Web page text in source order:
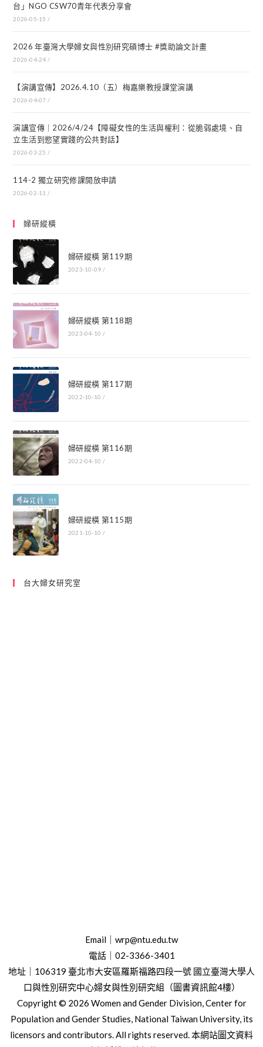
台」NGO CSW70青年代表分享會
2026-05-15 /
2026 年臺灣大學婦女與性別研究碩博士 #獎助論文計畫
2026-04-24 /
【演講宣傳】2026.4.10（五）梅嘉樂教授課堂演講
2026-04-07 /
演講宣傳｜2026/4/24【障礙女性的生活與權利：從脆弱處境、自
立生活到慾望實踐的公共對話】
2026-03-25 /
114-2 獨立研究修課開放申請
2026-02-11 /
婦研縱橫
婦研縱橫 第119期
2023-10-09 /
婦研縱橫 第118期
2023-04-10 /
婦研縱橫 第117期
2022-10-10 /
婦研縱橫 第116期
2022-04-10 /
婦研縱橫 第115期
2021-10-10 /
台大婦女研究室
Email｜wrp@ntu.edu.tw
電話｜02-3366-3401
地址｜106319 臺北市大安區羅斯福路四段一號 國立臺灣大學人
口與性別研究中心婦女與性別研究組（圖書資訊館4樓）
Copyright © 2026 Women and Gender Division, Center for
Population and Gender Studies, National Taiwan University, its
licensors and contributors. All rights reserved. 本網站圖文資料